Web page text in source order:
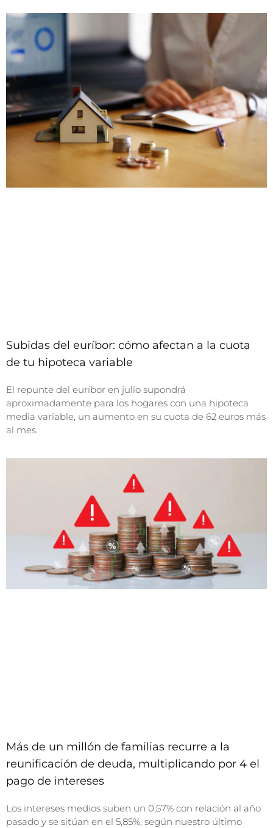
Subidas del euríbor: cómo afectan a la cuota
de tu hipoteca variable
El repunte del euríbor en julio supondrá
aproximadamente para los hogares con una hipoteca
media variable, un aumento en su cuota de 62 euros más
al mes.
Más de un millón de familias recurre a la
reunificación de deuda, multiplicando por 4 el
pago de intereses
Los intereses medios suben un 0,57% con relación al año
pasado y se sitúan en el 5,85%, según nuestro último